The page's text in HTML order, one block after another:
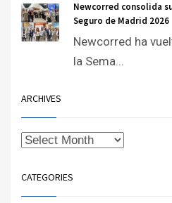
Newcorred consolida
Seguro de Madrid 2026
Newcorred ha
la Sema...
ARCHIVES
CATEGORIES